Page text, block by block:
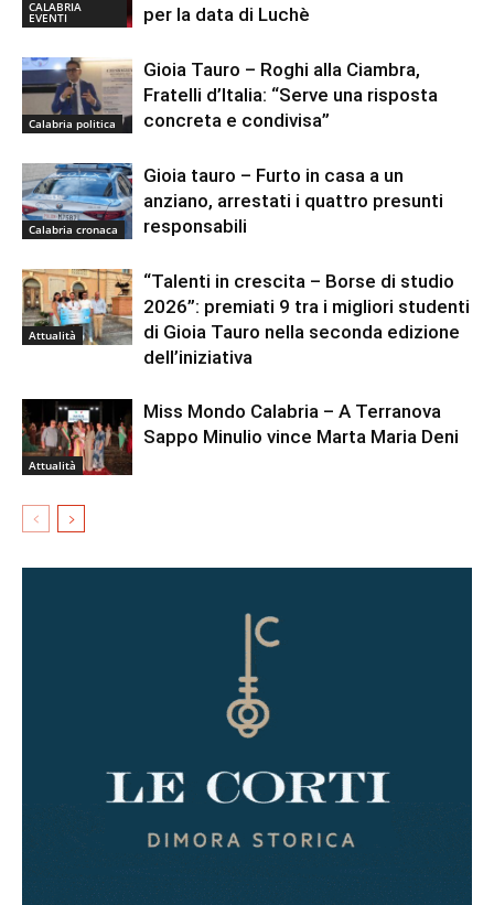
CALABRIA
EVENTI per la data di Luchè
Calabria politica
Gioia Tauro – Roghi alla Ciambra,
Fratelli d’Italia: “Serve una risposta
concreta e condivisa”
Calabria cronaca
Gioia tauro – Furto in casa a un
anziano, arrestati i quattro presunti
responsabili
Attualità
“Talenti in crescita – Borse di studio
2026”: premiati 9 tra i migliori studenti
di Gioia Tauro nella seconda edizione
dell’iniziativa
Attualità
Miss Mondo Calabria – A Terranova
Sappo Minulio vince Marta Maria Deni